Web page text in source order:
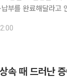
고 안내했다. 9일 국세청에 따르면, 이번 신
주주 및 그 친족(수
속 때 드러난